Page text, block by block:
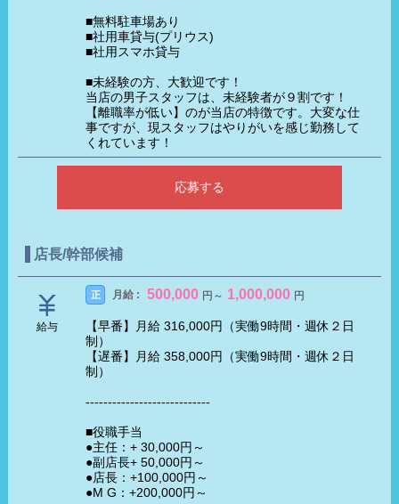
■無料駐車場あり
■社用車貸与(プリウス)
■社用スマホ貸与
■未経験の方、大歓迎です！
当店の男子スタッフは、未経験者が９割です！
【離職率が低い】のが当店の特徴です。大変な仕
事ですが、現スタッフはやりがいを感じ勤務して
くれています！
応募する
店長/幹部候補
給与
正 月給 : 500,000 円 ～ 1,000,000 円
【早番】月給 316,000円（実働9時間・週休２日
制）
【遅番】月給 358,000円（実働9時間・週休２日
制）
----------------------------
■役職手当
●主任：+ 30,000円～
●副店長+ 50,000円～
●店長：+100,000円～
●M G：+200,000円～